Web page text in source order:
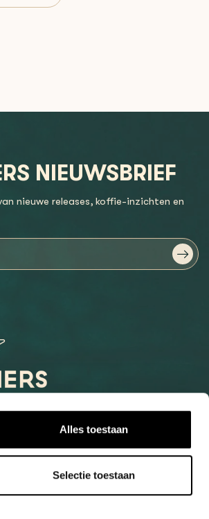
Alles toestaan
Selectie toestaan
NIEUWSBRIEF
nieuwe releases, koffie-inzichten en